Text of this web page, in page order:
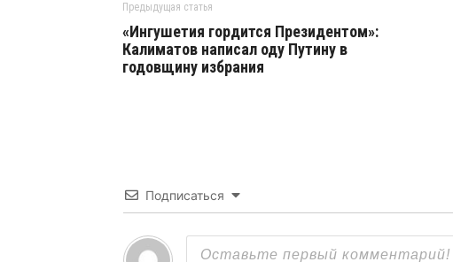
Предыдущая статья
«Ингушетия гордится Президентом»:
Калиматов написал оду Путину в
годовщину избрания
Подписаться